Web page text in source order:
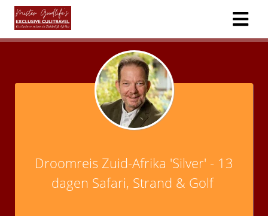
Droomreis Zuid-Afrika 'Silver' - 13
dagen Safari, Strand & Golf
policy